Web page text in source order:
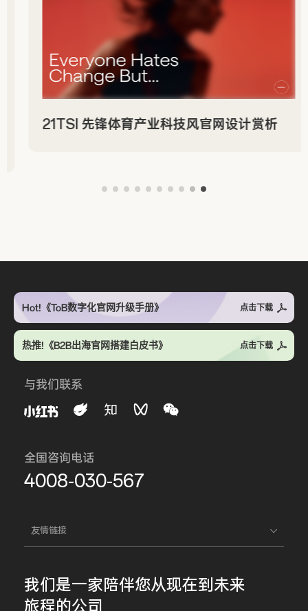
Active Theory 沉浸式创意数字工作室作品
Hot!《ToB数字化官网升级手册》 点击下载
热推!《B2B出海官网搭建白皮书》 点击下载
与我们联系
全国咨询电话
4008-030-567
友情链接
我们是一家陪伴您从现在到未来
旅程的公司